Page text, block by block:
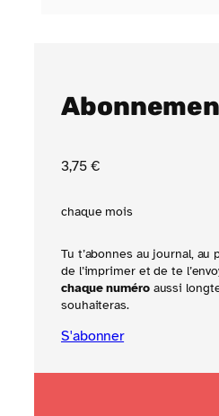
3,75€
chaque mois
Tu t’abonnes au journal,
de l’imprimer et de te
chaque numéroaussi
souhaiteras.
S'abonner